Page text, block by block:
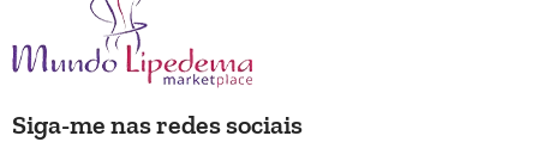
Siga-me nas redes sociais